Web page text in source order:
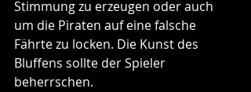
Stimmung zu erzeugen oder auch
um die Piraten auf eine falsche
Fährte zu locken. Die Kunst des
Bluffens sollte der Spieler
beherrschen.